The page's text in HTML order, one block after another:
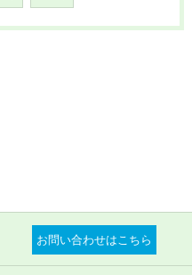
お問い合わせはこちら